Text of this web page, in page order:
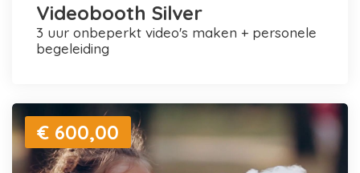
Videobooth Silver
3 uur onbeperkt video's maken + personele
begeleiding
€ 600,00